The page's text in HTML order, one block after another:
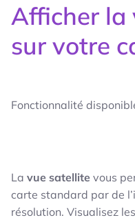
Afficher la
sur votre
Fonctionnalité
La vue satellite vous
carte standard par de
résolution. Visualisez